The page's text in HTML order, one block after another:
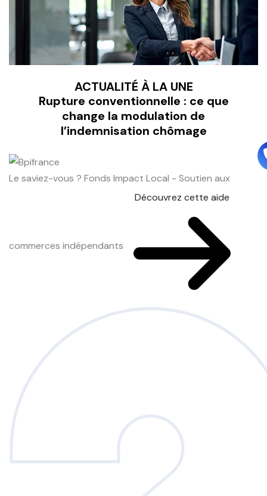
ACTUALITÉ À LA UNE
Rupture conventionnelle : ce que
change la modulation de
l’indemnisation chômage
Le saviez-vous ? Fonds Impact Local - Soutien aux
commerces indépendants
Découvrez cette aide